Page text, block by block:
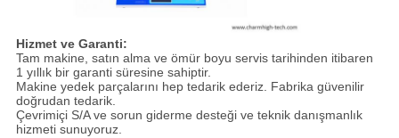
Hizmet ve Garanti:
Tam makine, satın alma ve ömür boyu servis tarihinden itibaren
1 yıllık bir garanti süresine sahiptir.
Makine yedek parçalarını hep tedarik ederiz. Fabrika güvenilir
doğrudan tedarik.
Çevrimiçi S/A ve sorun giderme desteği ve teknik danışmanlık
hizmeti sunuyoruz.